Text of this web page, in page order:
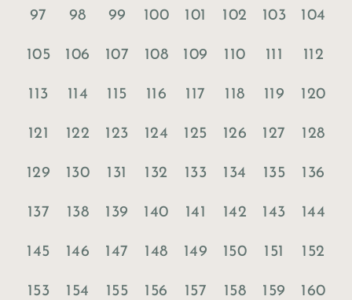
97 98 99 100 101 102 103 104
105 106 107 108 109 110 111 112
113 114 115 116 117 118 119 120
121 122 123 124 125 126 127 128
129 130 131 132 133 134 135 136
137 138 139 140 141 142 143 144
145 146 147 148 149 150 151 152
153 154 155 156 157 158 159 160